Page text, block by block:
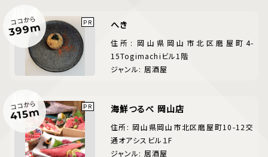
ココから
399m へき
住所: 岡山県岡山市北区磨屋町4-
15Togimachiビル1階
ジャンル: 居酒屋
ココから
415m 海鮮つるべ 岡山店
住所: 岡山県岡山市北区磨屋町10-12交
通オアシスビル１F
ジャンル: 居酒屋